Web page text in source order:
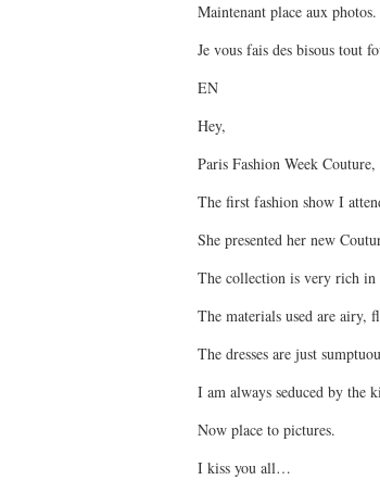
Maintenant place aux photos.
Je vous fais des bisous tout
EN
Hey,
Paris Fashion Week
The first fashion show I
She presented her new
The collection is very rich
The materials used are airy,
The dresses are just
I am always seduced by the
Now place to pictures.
I kiss you all…